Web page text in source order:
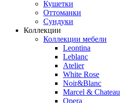
Кушетки
Оттоманки
Сундуки
Коллекции
Коллекции мебели
Leontina
Leblanc
Аtelier
White Rose
Noir&Blanc
Marcel & Chateau
Opera